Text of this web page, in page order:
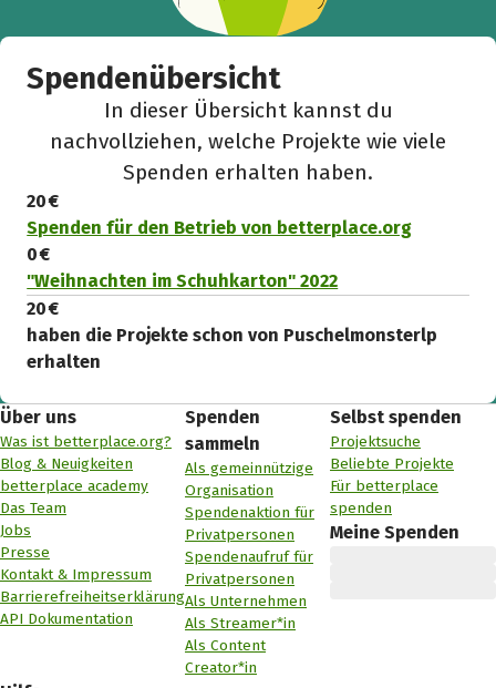
Spendenübersicht
In dieser Übersicht kannst du
nachvollziehen, welche Projekte wie viele
Spenden erhalten haben.
20 €
Spenden für den Betrieb von betterplace.org
0 €
"Weihnachten im Schuhkarton" 2022
20 €
haben die Projekte schon von Puschelmonsterlp
erhalten
Über uns
Was ist betterplace.org?
Blog & Neuigkeiten
betterplace academy
Das Team
Jobs
Presse
Kontakt & Impressum
Barrierefreiheitserklärung
API Dokumentation
Spenden
sammeln
Als gemeinnützige
Organisation
Spendenaktion für
Privatpersonen
Spendenaufruf für
Privatpersonen
Als Unternehmen
Als Streamer*in
Als Content
Creator*in
Selbst spenden
Projektsuche
Beliebte Projekte
Für betterplace
spenden
Meine Spenden